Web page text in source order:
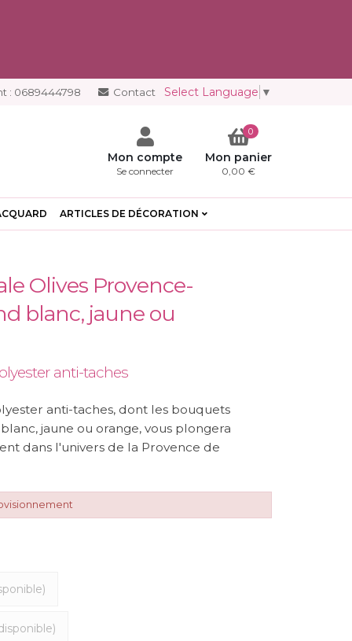
Select Language ▼
: 0689444798 Contact
Mon compte
Se connecter
0
Mon panier
0,00 €
ARTICLES DE DÉCORATION
Olives Provence-
blanc, jaune ou
anti-taches
anti-taches, dont les bouquets
jaune ou orange, vous plongera
dans l'univers de la Provence de